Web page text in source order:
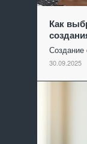
Как
Создание
30.09.2025